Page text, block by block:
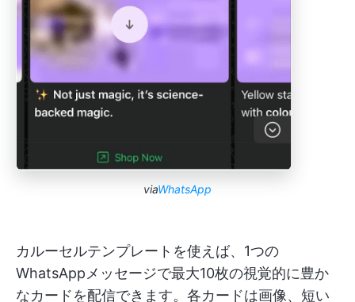
viaWhatsApp
カルーセルテンプレートを使えば、1つの
WhatsAppメッセージで最大10枚の視覚的に豊か
なカードを配信できます。各カードは画像、短い